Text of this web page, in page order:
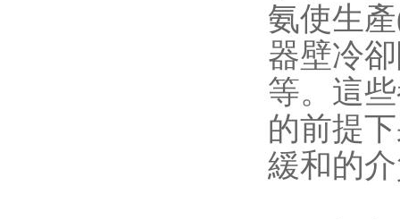
氨使生產
器壁冷卻
等。
的前提下
緩和的